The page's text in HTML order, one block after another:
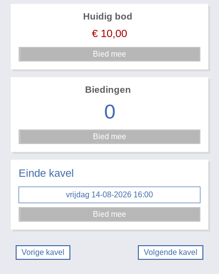
Huidig bod
€ 10,00
Biedingen
0
Einde kavel
vrijdag 14-08-2026 16:00
Vorige kavel Volgende kavel